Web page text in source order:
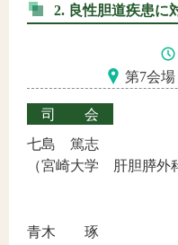
2. 良性胆道疾患に
第7会場
司会
七島 篤志
（宮崎大学 肝胆膵外
青木 琢